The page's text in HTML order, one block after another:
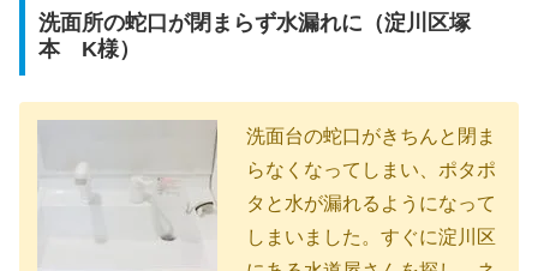
洗面所の蛇口が閉まらず水漏れに（淀川区塚
本 K様）
洗面台の蛇口がきちんと閉ま
らなくなってしまい、ポタポ
タと水が漏れるようになって
しまいました。すぐに淀川区